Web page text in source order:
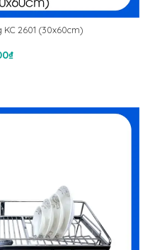
KC 2601 (30x60cm)
₫Hàng